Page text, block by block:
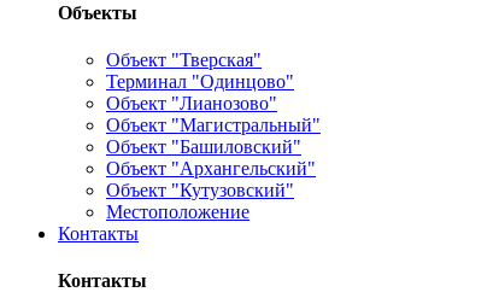
Объекты
Объект "Тверская"
Терминал "Одинцово"
Объект "Лианозово"
Объект "Магистральный"
Объект "Башиловский"
Объект "Архангельский"
Объект "Кутузовский"
Местоположение
Контакты
Контакты